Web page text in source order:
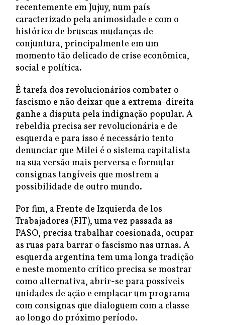
recentemente em Jujuy, num país
caracterizado pela animosidade e com o
histórico de bruscas mudanças de
conjuntura, principalmente em um
momento tão delicado de crise econômica,
social e política.
É tarefa dos revolucionários combater o
fascismo e não deixar que a extrema-direita
ganhe a disputa pela indignação popular. A
rebeldia precisa ser revolucionária e de
esquerda e para isso é necessário tento
denunciar que Milei é o sistema capitalista
na sua versão mais perversa e formular
consignas tangíveis que mostrem a
possibilidade de outro mundo.
Por fim, a Frente de Izquierda de los
Trabajadores (FIT), uma vez passada as
PASO, precisa trabalhar coesionada, ocupar
as ruas para barrar o fascismo nas urnas. A
esquerda argentina tem uma longa tradição
e neste momento crítico precisa se mostrar
como alternativa, abrir-se para possíveis
unidades de ação e emplacar um programa
com consignas que dialoguem com a classe
ao longo do próximo período.